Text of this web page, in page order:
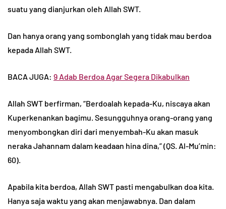
suatu yang dianjurkan oleh Allah SWT.
Dan hanya orang yang sombonglah yang tidak mau berdoa
kepada Allah SWT.
BACA JUGA: 9 Adab Berdoa Agar Segera Dikabulkan
Allah SWT berfirman, “Berdoalah kepada-Ku, niscaya akan
Kuperkenankan bagimu. Sesungguhnya orang-orang yang
menyombongkan diri dari menyembah-Ku akan masuk
neraka Jahannam dalam keadaan hina dina,” (QS. Al-Mu’min:
60).
Apabila kita berdoa, Allah SWT pasti mengabulkan doa kita.
Hanya saja waktu yang akan menjawabnya. Dan dalam